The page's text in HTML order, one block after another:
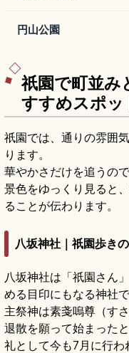
円山公園
祇園で町並み
すすめスポッ
祇園では、通りの雰囲
ります。
華やかさだけを追うの
景色をゆっくり見ると
ることが伝わります。
八坂神社｜祇園歩き
八坂神社は「祇園さん
める目印にもなる神社で
主祭神は素戔嗚尊（す
退散を願って始まった
礼として今も7月に行わ